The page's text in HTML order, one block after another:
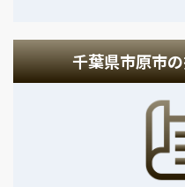
千葉県市原市